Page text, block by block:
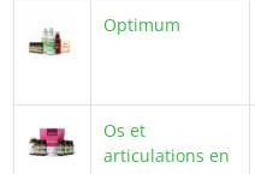
Optimum
Os et
articulations en